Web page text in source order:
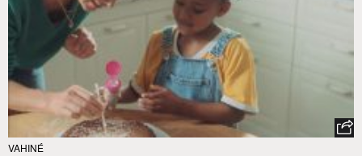
VAHINÉ